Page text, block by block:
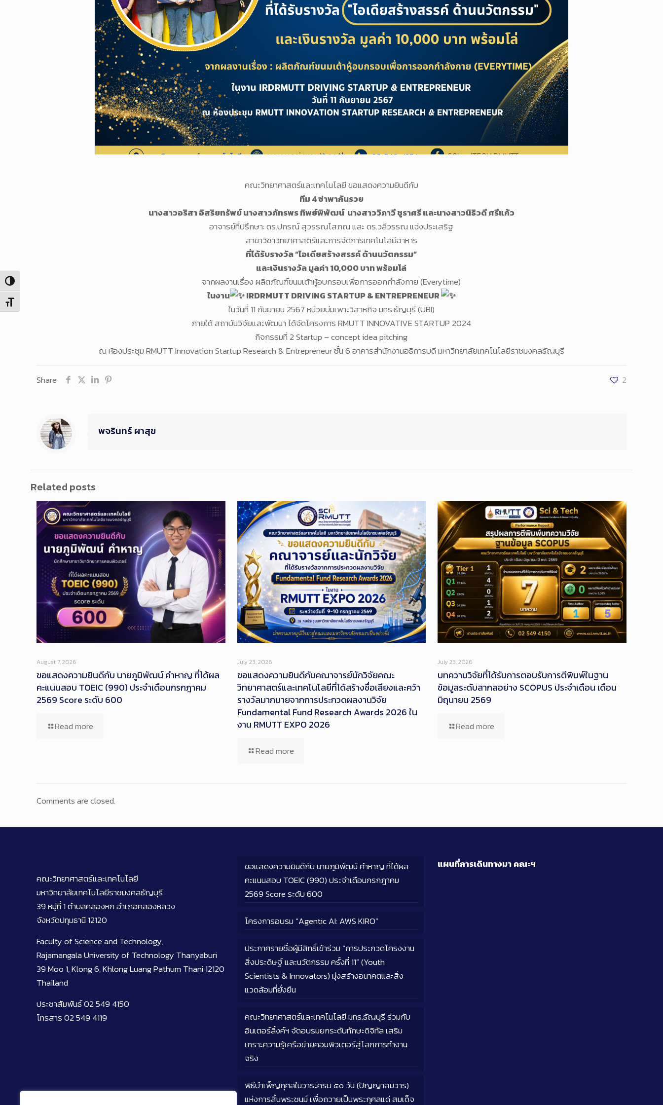
Toggle High Contrast
Toggle Font size
คณะวิทยาศาสตร์และเทคโนโลยี ขอแสดงความยินดีกับ
ทีม 4 ซ่าพากันรวย
นางสาวอริสา อิสริยทรัพย์ นางสาวภัทรพร ทิพย์พิพัฒน์ นางสาววิภาวี ชูราศรี และนางสาวนิธิวดี ศรีแก้ว
อาจารย์ที่ปรึกษา: ดร.ปกรณ์ สุวรรณโสภณ และ ดร.วลีวรรณ แฉ่งประเสริฐ
สาขาวิชาวิทยาศาสตร์และการจัดการเทคโนโลยีอาหาร
ที่ได้รับรางวัล “ไอเดียสร้างสรรค์ ด้านนวัตกรรม”
และเงินรางวัล มูลค่า 10,000 บาท พร้อมโล่
จากผลงานเรื่อง ผลิตภัณฑ์ขนมเต้าหู้อบกรอบเพื่อการออกกำลังกาย (Everytime)
ในงาน
IRDRMUTT DRIVING STARTUP & ENTREPRENEUR
ในวันที่ 11 กันยายน 2567 หน่วยบ่มเพาะวิสาหกิจ มทร.ธัญบุรี (UBI)
ภายใต้ สถาบันวิจัยและพัฒนา ได้จัดโครงการ RMUTT INNOVATIVE STARTUP 2024
กิจกรรมที่ 2 Startup – concept idea pitching
ณ ห้องประชุม RMUTT Innovation Startup Research & Entrepreneur ชั้น 6 อาคารสำนักงานอธิการบดี มหาวิทยาลัยเทคโนโลยีราชมงคลธัญบุรี
Share 2
พจรินทร์ ผาสุข
Related posts
August 7, 2026
ขอแสดงความยินดีกับ นายภูมิพัฒน์ คำหาญ ที่ได้ผล
คะแนนสอบ TOEIC (990) ประจำเดือนกรกฎาคม
2569 Score ระดับ 600
Read more
July 23, 2026
ขอแสดงความยินดีกับคณาจารย์นักวิจัยคณะ
วิทยาศาสตร์และเทคโนโลยีที่ได้สร้างชื่อเสียงและคว้า
รางวัลมากมายจากการประกวดผลงานวิจัย
Fundamental Fund Research Awards 2026 ใน
งาน RMUTT EXPO 2026
Read more
July 23, 2026
บทความวิจัยที่ได้รับการตอบรับการตีพิมพ์ในฐาน
ข้อมูลระดับสากลอย่าง SCOPUS ประจำเดือน เดือน
มิถุนายน 2569
Read more
Comments are closed.
คณะวิทยาศาสตร์และเทคโนโลยี
มหาวิทยาลัยเทคโนโลยีราชมงคลธัญบุรี
39 หมู่ที่ 1 ตำบลคลองหก อำเภอคลองหลวง
จังหวัดปทุมธานี 12120
Faculty of Science and Technology,
Rajamangala University of Technology Thanyaburi
39 Moo 1, Klong 6, Khlong Luang Pathum Thani 12120
Thailand
ประชาสัมพันธ์ 02 549 4150
โทรสาร 02 549 4119
ขอแสดงความยินดีกับ นายภูมิพัฒน์ คำหาญ ที่ได้ผล
คะแนนสอบ TOEIC (990) ประจำเดือนกรกฎาคม
2569 Score ระดับ 600
โครงการอบรม “Agentic AI: AWS KIRO”
ประกาศรายชื่อผู้มีสิทธิ์เข้าร่วม “การประกวดโครงงาน
สิ่งประดิษฐ์ และนวัตกรรม ครั้งที่ 11” (Youth
Scientists & Innovators) มุ่งสร้างอนาคตและสิ่ง
แวดล้อมที่ยั่งยืน
คณะวิทยาศาสตร์และเทคโนโลยี มทร.ธัญบุรี ร่วมกับ
อินเตอร์ลิ้งค์ฯ จัดอบรมยกระดับทักษะดิจิทัล เสริม
เกราะความรู้เครือข่ายคอมพิวเตอร์สู่โลกการทำงาน
จริง
พิธีบำเพ็ญกุศลในวาระครบ ๕๐ วัน (ปัญญาสมวาร)
แห่งการสิ้นพระชนม์ เพื่อถวายเป็นพระกุศลแด่ สมเด็จ
แผนที่การเดินทางมาคณะฯ